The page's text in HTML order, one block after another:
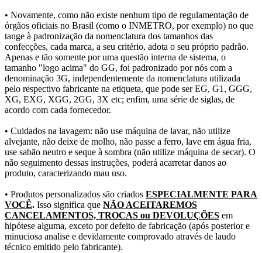
• Novamente, como não existe nenhum tipo de regulamentação de
órgãos oficiais no Brasil (como o INMETRO, por exemplo) no que
tange à padronização da nomenclatura dos tamanhos das
confecções, cada marca, a seu critério, adota o seu próprio padrão.
Apenas e tão somente por uma questão interna de sistema, o
tamanho "logo acima" do GG, foi padronizado por nós com a
denominação 3G, independentemente da nomenclatura utilizada
pelo respectivo fabricante na etiqueta, que pode ser EG, G1, GGG,
XG, EXG, XGG, 2GG, 3X etc; enfim, uma série de siglas, de
acordo com cada fornecedor.
• Cuidados na lavagem: não use máquina de lavar, não utilize
alvejante, não deixe de molho, não passe a ferro, lave em água fria,
use sabão neutro e seque à sombra (não utilize máquina de secar). O
não seguimento dessas instruções, poderá acarretar danos ao
produto, caracterizando mau uso.
• Produtos personalizados são criados ESPECIALMENTE PARA
VOCÊ. Isso significa que NÃO ACEITAREMOS
CANCELAMENTOS, TROCAS ou DEVOLUÇÕES em
hipótese alguma, exceto por defeito de fabricação (após posterior e
minuciosa analise e devidamente comprovado através de laudo
técnico emitido pelo fabricante).